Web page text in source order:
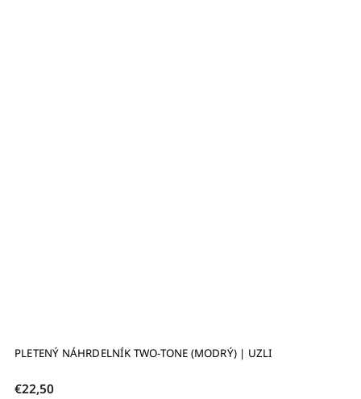
PLETENÝ NÁHRDELNÍK TWO-TONE (MODRÝ) | UZLI
€22,50